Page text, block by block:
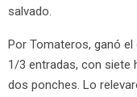
salvado.
Por Tomateros, ganó
1/3 entradas, con siete
dos ponches. Lo